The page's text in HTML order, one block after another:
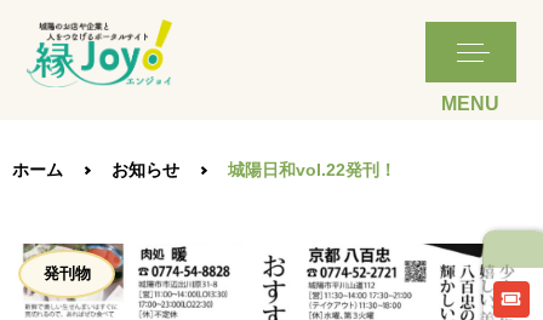
ホーム お知らせ 城陽日和vol.22発刊！
発刊物